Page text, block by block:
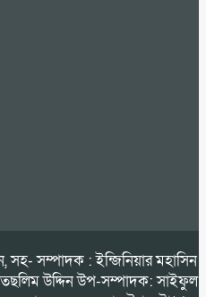
সম্পাদক : ইন্জিনিয়ার মহাসিন
তছলিম উদ্দিন উপ-সম্পাদক: সাইফুল